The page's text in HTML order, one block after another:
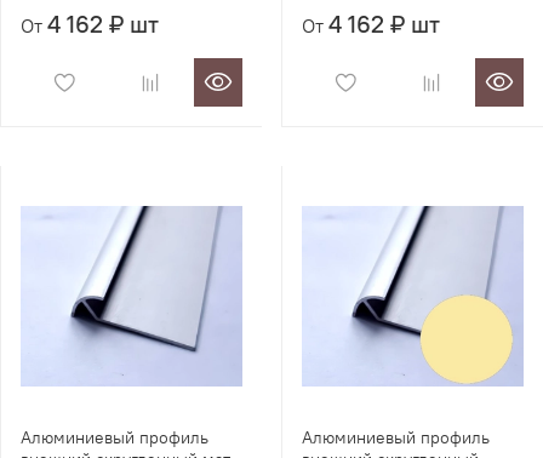
От 4 162 ₽ шт От 4 162 ₽ шт
Алюминиевый профиль
Алюминиевый профиль